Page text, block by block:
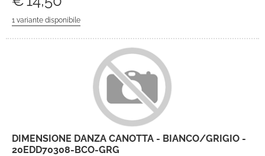
DIMENSIONE DANZA CANOTTA - BIANCO/GRIGIO -
20EDD70308-BCO-GRG